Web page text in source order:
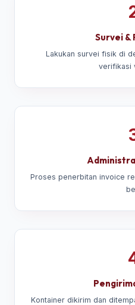
Survei &
Lakukan survei fisik di
verifikasi
Proses penerbitan invoice
Kontainer dikirim dan